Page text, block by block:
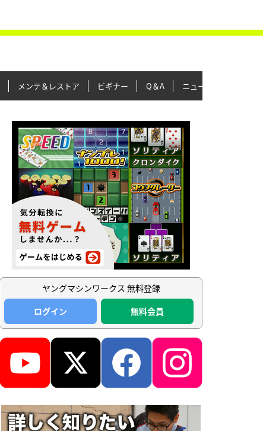
メンテ＆レストア ビギナー Q＆A ニュース＆トピックス
ヤングマシンワークス 無料登録
ログイン
無料会員